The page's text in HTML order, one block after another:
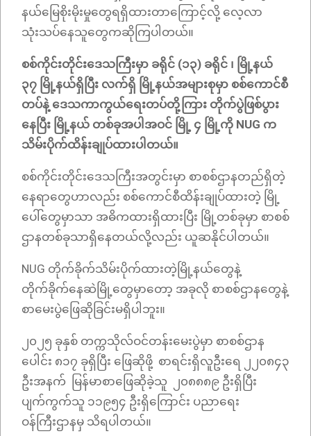
နယ်မြေစိုးမိုးမှုတွေရရှိထားတာကြောင့်လို့ လေ့လာ
သုံးသပ်နေသူတွေကဆိုကြပါတယ်။
စစ်ကိုင်းတိုင်းဒေသကြီးမှာ ခရိုင် (၁၃) ခရိုင် ၊ မြို့နယ်
၃၇ မြို့နယ်ရှိပြီး လက်ရှိ မြို့နယ်အများစုမှာ စစ်ကောင်စီ
တပ်နဲ့ ဒေသကာကွယ်ရေးတပ်တို့ကြား တိုက်ပွဲဖြစ်ပွား
နေပြီး မြို့နယ် တစ်ခုအပါအဝင် မြို့ ၄ မြို့ကို NUG က
သိမ်းပိုက်ထိန်းချုပ်ထားပါတယ်။
စစ်ကိုင်းတိုင်းဒေသကြီးအတွင်းမှာ စာစစ်ဌာနတည်ရှိတဲ့
နေရာတွေဟာလည်း စစ်ကောင်စီထိန်းချုပ်ထားတဲ့ မြို့
ပေါ်တွေမှာသာ အဓိကထားရှိထားပြီး မြို့တစ်ခုမှာ စာစစ်
ဌာနတစ်ခုသာရှိနေတယ်လို့လည်း ယူဆနိုင်ပါတယ်။
NUG တိုက်ခိုက်သိမ်းပိုက်ထားတဲ့မြို့နယ်တွေနဲ့
တိုက်ခိုက်နေဆဲမြို့တွေမှာတော့ အခုလို စာစစ်ဌာနတွေနဲ့
စာမေးပွဲဖြေဆိုခြင်းမရှိပါဘူး။
၂၀၂၅ ခုနှစ် တက္ကသိုလ်ဝင်တန်းမေးပွဲမှာ စာစစ်ဌာန
ပေါင်း ၈၁၇ ခုရှိပြီး ဖြေဆိုဖို့ စာရင်းရှိလူဦးရေ ၂၂၀၈၄၃
ဦးအနက် မြန်မာစာဖြေဆိုခဲ့သူ ၂၀၈၈၈၉ ဦးရှိပြီး
ပျက်ကွက်သူ ၁၁၉၅၄ ဦးရှိကြောင်း ပညာရေး
ဝန်ကြီးဌာနမှ သိရပါတယ်။